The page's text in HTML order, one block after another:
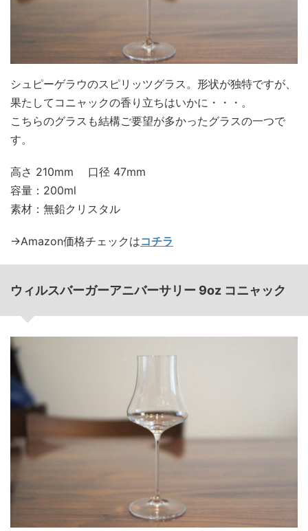
シュピーゲラウのスピリッツグラス。形状が独特ですが、
果たしてコニャックの香り立ちはいかに・・・。
こちらのグラスも結構ご要望が多かったグラスの一つで
す。
高さ 210mm 口径 47mm
容量：200ml
素材：無鉛クリスタル
→Amazon価格チェックはコチラ
ウィルスバーガーアニバーサリー 9oz コニャック